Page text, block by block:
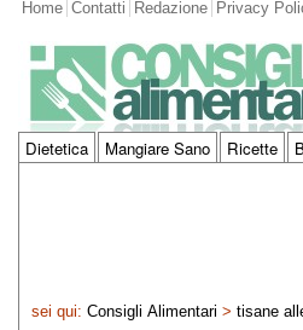
Home Contatti Redazione Privacy
Dietetica Mangiare Sano Ricette
sei qui: Consigli Alimentari > tisane